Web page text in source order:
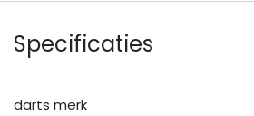
Specificaties
darts merk